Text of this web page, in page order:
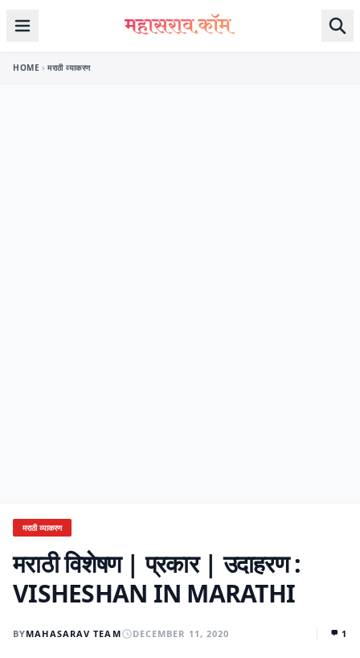
Skip to content
HOME मराठी व्याकरण
मराठी व्याकरण
मराठी विशेषण | प्रकार | उदाहरण :
VISHESHAN IN MARATHI
BYMAHASARAV TEAM DECEMBER 11, 2020 1